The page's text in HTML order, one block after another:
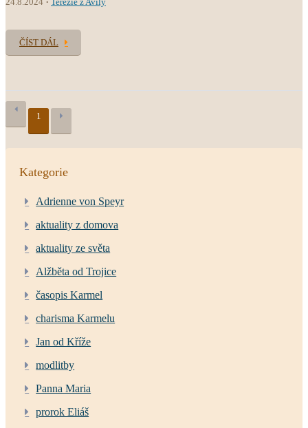
ČÍST DÁL
1
Kategorie
Adrienne von Speyr
aktuality z domova
aktuality ze světa
Alžběta od Trojice
časopis Karmel
charisma Karmelu
Jan od Kříže
modlitby
Panna Maria
prorok Eliáš